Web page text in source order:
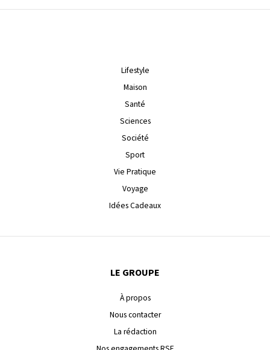
Lifestyle
Maison
Santé
Sciences
Société
Sport
Vie Pratique
Voyage
Idées Cadeaux
LE GROUPE
À propos
Nous contacter
La rédaction